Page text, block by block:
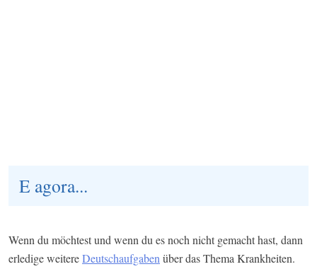
E agora...
Wenn du möchtest und wenn du es noch nicht gemacht hast, dann
erledige weitereDeutschaufgaben über das Thema Krankheiten.